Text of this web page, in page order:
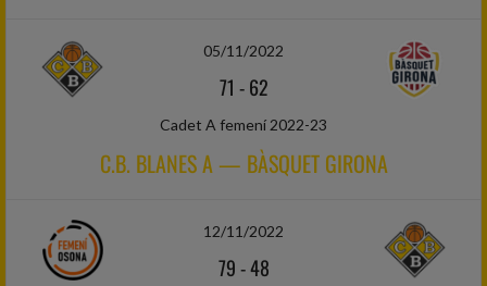
05/11/2022
71 -62
Cadet A femení 2022-23
C.B. BLANES A — BÀSQUET GIRONA
12/11/2022
79-48